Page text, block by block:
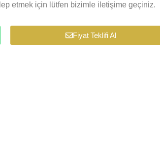
etmek için lütfen bizimle iletişime geçiniz.
Fiyat Teklifi Al